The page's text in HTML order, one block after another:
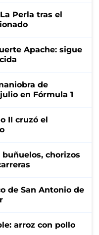
Perla tras el
Apache: sigue
de
en Fórmula 1
II cruzó el
chorizos
de San Antonio de
arroz con pollo